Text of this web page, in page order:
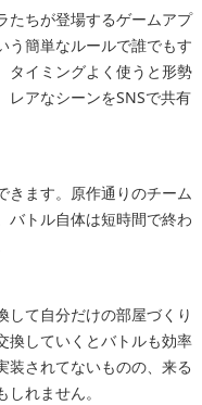
たちが登場するゲームアプ
う簡単なルールで誰でもす
タイミングよく使うと形勢
レアなシーンをSNSで共有
きます。原作通りのチーム
バトル自体は短時間で終わ
て自分だけの部屋づくり
換していくとバトルも効率
装されてないものの、来る
れません。